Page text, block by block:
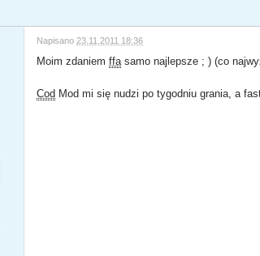
Napisano 23.11.2011 18:36
Moim zdaniemffa samo najlepsze ; ) (co
Cod Mod mi się nudzi po tygodniu grania, a